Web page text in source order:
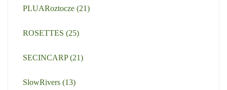
PLUARoztocze (21)
ROSETTES (25)
SECINCARP(21)
SlowRivers (13)